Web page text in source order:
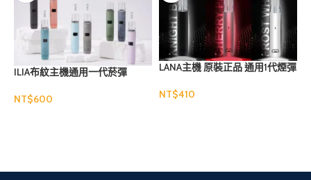
ILIA布紋主機通用一代菸彈
NT$
LANA主機 原裝正品 通用1代煙彈
NT$